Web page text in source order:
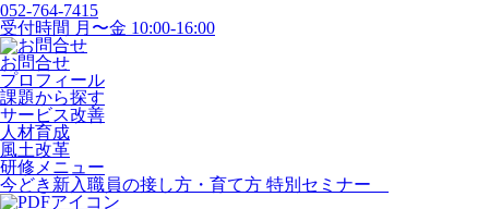
052-764-7415
受付時間 月〜金 10:00-16:00
お問合せ
プロフィール
課題から探す
サービス改善
人材育成
風土改革
研修メニュー
今どき新入職員の接し方・育て方 特別セミナー